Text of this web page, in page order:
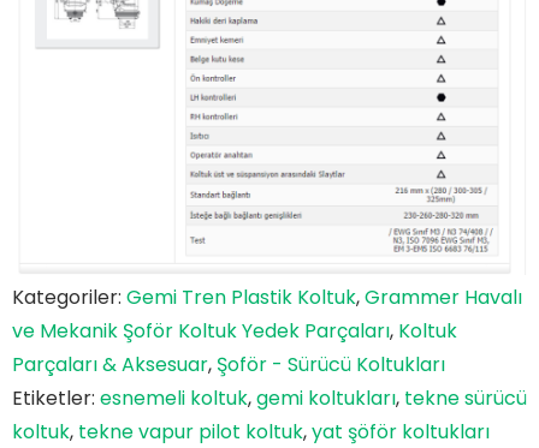
Kategoriler: Gemi Tren Plastik Koltuk,Grammer Havalı
ve Mekanik Şoför Koltuk Yedek Parçaları, Koltuk
Parçaları & Aksesuar, Şoför - Sürücü Koltukları
Etiketler: esnemeli koltuk,gemi koltukları, tekne sürücü
koltuk, tekne vapur pilot koltuk,yat şöför koltukları